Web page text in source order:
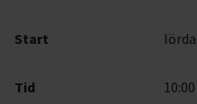
Start
Tid